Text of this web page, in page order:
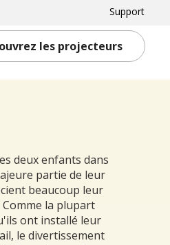
Support
les projecteurs
deux enfants dans
partie de leur
beaucoup leur
la plupart
ont installé leur
le divertissement